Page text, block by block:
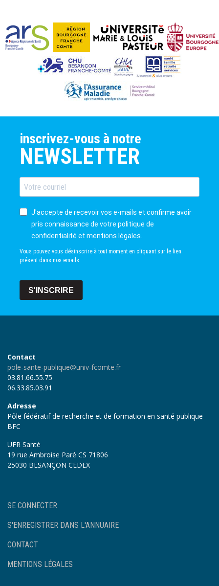
inscrivez-vous à notre
NEWSLETTER
J'accepte de recevoir vos e-mails et confirme avoir
pris connaissance de votre politique de
confidentialité et mentions légales.
Vous pouvez vous désinscrire à tout moment en cliquant sur le lien
présent dans nos emails.
S'INSCRIRE
Contact
pole-sante-publique@univ-fcomte.fr
03.81.66.55.75
06.33.85.03.91
Adresse
Pôle fédératif de recherche et de formation en santé publique
BFC
UFR Santé
19 rue Ambroise Paré CS 71806
25030 BESANÇON CEDEX
User
account
menu
SE CONNECTER
S'ENREGISTRER DANS L'ANNUAIRE
Footer
CONTACT
MENTIONS LÉGALES